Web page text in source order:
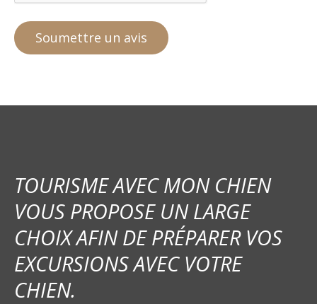
TOURISME AVEC MON CHIEN
VOUS PROPOSE UN LARGE
CHOIX AFIN DE PRÉPARER VOS
EXCURSIONS AVEC VOTRE
CHIEN.